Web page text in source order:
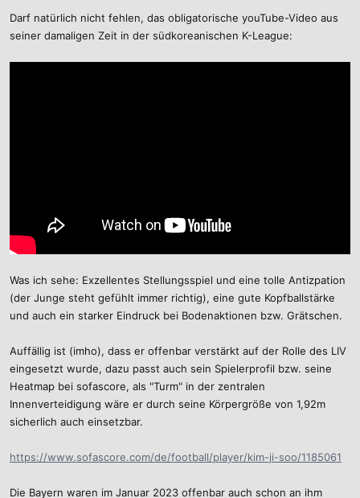
Darf natürlich nicht fehlen, das obligatorische youTube-Video aus
seiner damaligen Zeit in der südkoreanischen K-League:
Was ich sehe: Exzellentes Stellungsspiel und eine tolle Antizpation
(der Junge steht gefühlt immer richtig), eine gute Kopfballstärke
und auch ein starker Eindruck bei Bodenaktionen bzw. Grätschen.
Auffällig ist (imho), dass er offenbar verstärkt auf der Rolle des LIV
eingesetzt wurde, dazu passt auch sein Spielerprofil bzw. seine
Heatmap bei sofascore, als "Turm" in der zentralen
Innenverteidigung wäre er durch seine Körpergröße von 1,92m
sicherlich auch einsetzbar.
https://www.sofascore.com/de/football/player/kim-ji-soo/1185061
Die Bayern waren im Januar 2023 offenbar auch schon an ihm